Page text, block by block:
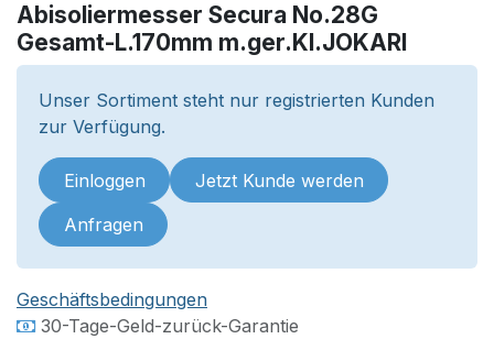
Abisoliermesser Secura No.28G
Gesamt-L.170mm m.ger.Kl.JOKARI
Unser Sortiment steht nur registrierten Kunden
zur Verfügung.
Einloggen Jetzt Kunde werden
Anfragen
Geschäftsbedingungen
30-Tage-Geld-zurück-Garantie